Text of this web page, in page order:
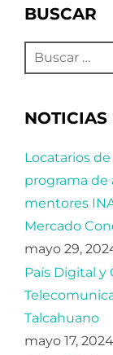
c
e
b
o
it
te
r
BUSCAR
Buscar:
NOTICIAS
Locatarios
programa de
mentores
Mercado
mayo 29,
País Digital y
Talcahuano
mayo 17, 2024